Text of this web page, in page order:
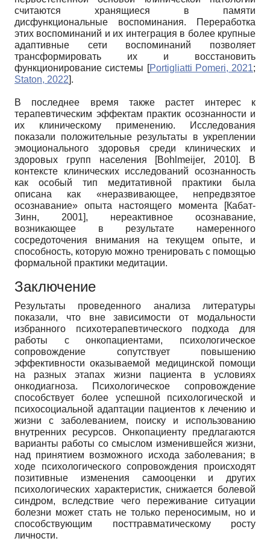
считаются хранящиеся в памяти
дисфункциональные воспоминания. Переработка
этих воспоминаний и их интеграция в более крупные
адаптивные сети воспоминаний позволяет
трансформировать их и восстановить
функционирование системы [Portigliatti Pomeri, 2021;
Staton, 2022].
В последнее время также растет интерес к
терапевтическим эффектам практик осознанности и
их клиническому применению. Исследования
показали положительные результаты в укреплении
эмоционального здоровья среди клинических и
здоровых групп населения [Bohlmeijer, 2010]. В
контексте клинических исследований осознанность
как особый тип медитативной практики была
описана как «неразвивающее, непредвзятое
осознавание» опыта настоящего момента
[Кабат-
Зинн, 2001], нереактивное осознавание,
возникающее в результате намеренного
сосредоточения внимания на текущем опыте, и
способность, которую можно тренировать с помощью
формальной практики медитации.
Заключение
Результаты проведенного анализа литературы
показали, что вне зависимости от модальности
избранного психотерапевтического подхода для
работы с онкопациентами, психологическое
сопровождение сопутствует повышению
эффективности оказываемой медицинской помощи
на разных этапах жизни пациента в условиях
онкодиагноза. Психологическое сопровождение
способствует более успешной психологической и
психосоциальной адаптации пациентов к лечению и
жизни с заболеванием, поиску и использованию
внутренних ресурсов. Онкопациенту предлагаются
варианты работы со смыслом изменившейся жизни,
над принятием возможного исхода заболевания; в
ходе психологического сопровождения происходят
позитивные изменения самооценки и других
психологических характеристик, снижается болевой
синдром, вследствие чего переживание ситуации
болезни может стать не только переносимым, но и
способствующим посттравматическому росту
личности.